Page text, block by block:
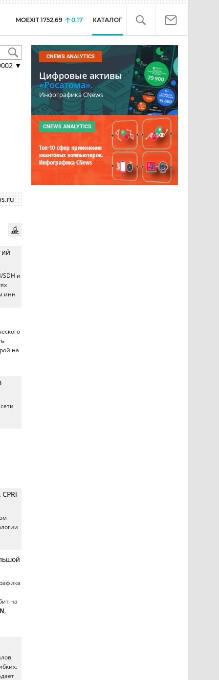
MOEXIT 1752,69 0,17 КАТАЛОГ
▼
SDH и
инн
на
на
,
CNEWS ANALYTICS
Цифровые активы
«Росатома».
Инфографика CNews
CNEWS ANALYTICS
Топ-10 сфер применения
квантовых компьютеров.
Инфографика CNews